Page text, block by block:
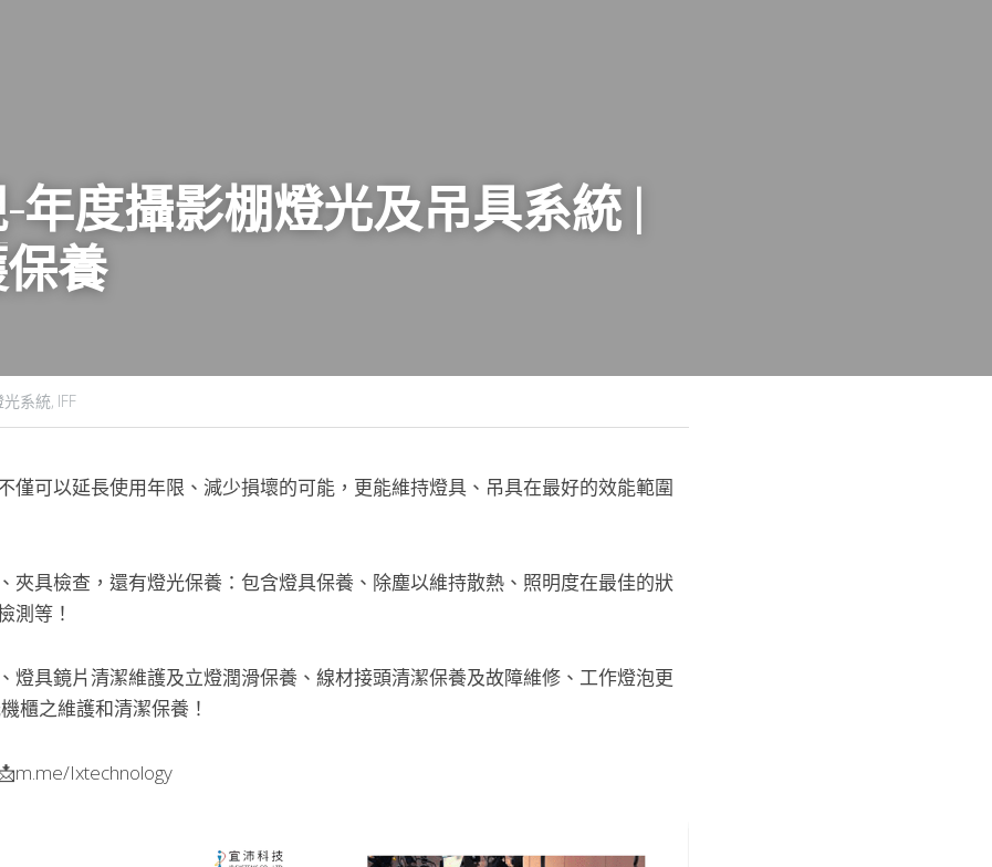
-年度攝影棚燈光及吊具系統 |
養
光系統, IFF
僅可以延長使用年限、減少損壞的可能，更能維持燈具、吊具在最好的效能範圍
夾具檢查，還有燈光保養：包含燈具保養、除塵以維持散熱、照明度在最佳的狀
測等！
燈具鏡片清潔維護及立燈潤滑保養、線材接頭清潔保養及故障維修、工作燈泡更
櫃之維護和清潔保養！
Ixtechnology